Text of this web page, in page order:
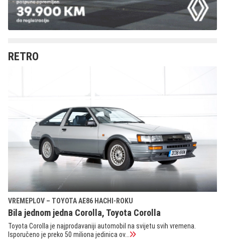
RETRO
VREMEPLOV – TOYOTA AE86 HACHI-ROKU
Bila jednom jedna Corolla, Toyota Corolla
Toyota Corolla je najprodavaniji automobil na svijetu svih vremena.
Isporučeno je preko 50 miliona jedinica ov...